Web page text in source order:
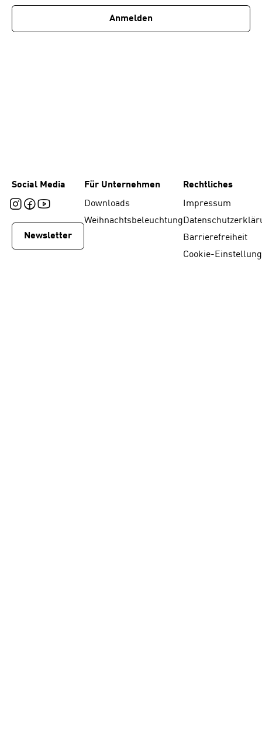
Anmelden
Social Media
Newsletter
Für Unternehmen
Downloads
Weihnachtsbeleuchtung
Rechtliches
Impressum
Barrierefreiheit
Cookie-